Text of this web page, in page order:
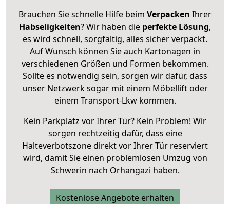
Brauchen Sie schnelle Hilfe beim Verpacken Ihrer
Habseligkeiten? Wir haben die perfekte Lösung,
es wird schnell, sorgfältig, alles sicher verpackt.
Auf Wunsch können Sie auch Kartonagen in
verschiedenen Größen und Formen bekommen.
Sollte es notwendig sein, sorgen wir dafür, dass
unser Netzwerk sogar mit einem Möbellift oder
einem Transport-Lkw kommen.
Kein Parkplatz vor Ihrer Tür? Kein Problem! Wir
sorgen rechtzeitig dafür, dass eine
Halteverbotszone direkt vor Ihrer Tür reserviert
wird, damit Sie einen problemlosen Umzug von
Schwerin nach Orhangazi haben.
Kostenlose Angebote erhalten